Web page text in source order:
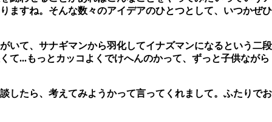
ますね。そんな数々のアイデアのひとつとして、いつかぜひ
いて、サナギマンから羽化してイナズマンになるという二段
て...もっとカッコよくでけへんのかって、ずっと子供ながら
したら、考えてみようかって言ってくれまして。ふたりでお